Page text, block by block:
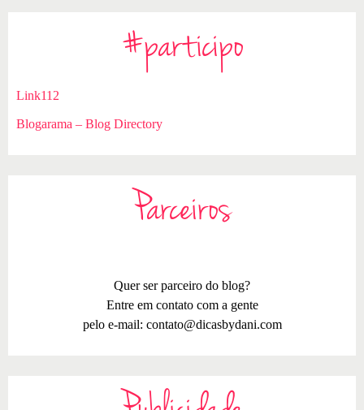
#participo
Link112
Blogarama – Blog Directory
Parceiros
Quer ser parceiro do blog?
Entre em contato com a gente
pelo e-mail: contato@dicasbydani.com